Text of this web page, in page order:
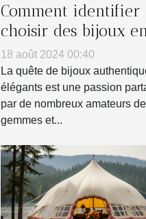
Comment identifier
choisir des bijoux
vraies pierres
naturelles
18 août 2024 00:40
La quête de bijoux
élégants est une passion
par de nombreux amateurs de
gemmes et...